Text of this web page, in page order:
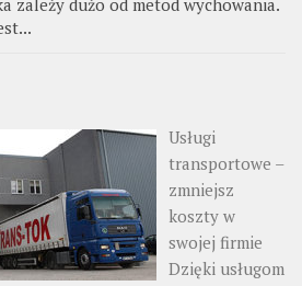
zależy dużo od metod wychowania.
Usługi
transportowe –
zmniejsz
koszty w
swojej firmie
Dzięki usługom